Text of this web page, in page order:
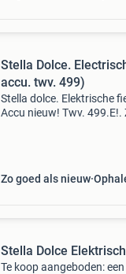
Stella Dolce.
accu. twv. 499)
Stella dolce. Elektrische
Accu nieuw! Twv. 499.E!.
Zo goed als nieuw
Stella Dolce
Te koop aangeboden: